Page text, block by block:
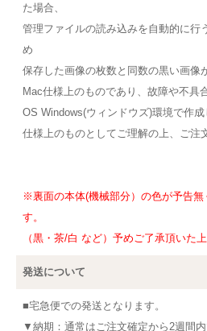
た場合、
管理ファイルの読み込みを自動的に行
め
保存した画像の枚数と同数の黒い画像
Mac仕様上のものであり、故障や不具
OS Windows(ウィンドウズ)環境で作成
仕様上のものとしてご理解の上、ご注
※裏面の本体(機械部分）の色が予告無
す。
（黒・茶/白 など）予めご了承頂いた
発送について
■宅急便での発送となります。
▼納期：通常はご注文確定から2週間